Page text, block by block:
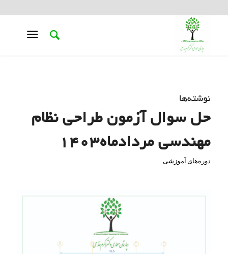
نوشته‌ها
حل سوال آزمون طراحی نظام
مهندسی مردادماه1403
دوره‌های آموزشی